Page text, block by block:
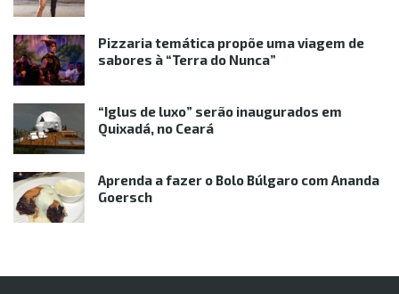
Pizzaria temática propõe uma viagem de
sabores à “Terra do Nunca”
“Iglus de luxo” serão inaugurados em
Quixadá, no Ceará
Aprenda a fazer o Bolo Búlgaro com Ananda
Goersch